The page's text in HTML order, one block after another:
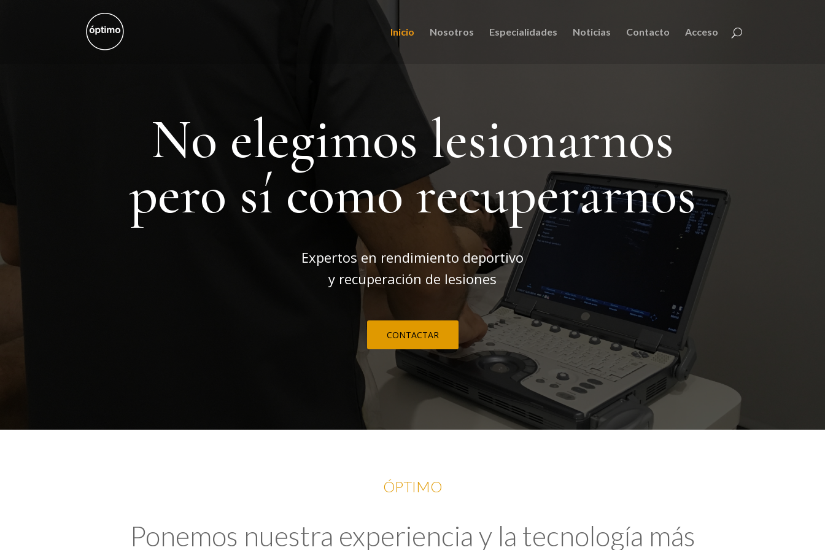
Inicio Nosotros Especialidades Noticias Contacto Acceso
No elegimos lesionarnos
pero sí como recuperarnos
Expertos en rendimiento deportivo
y recuperación de lesiones
CONTACTAR
ÓPTIMO
Ponemos nuestra experiencia y la tecnología más